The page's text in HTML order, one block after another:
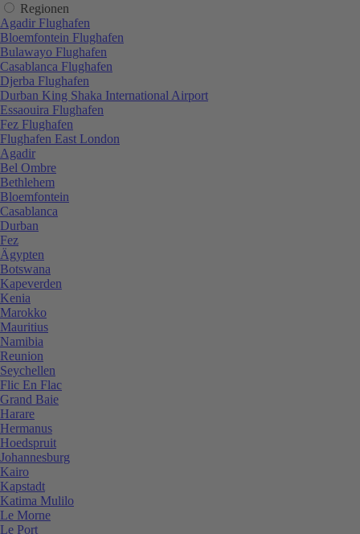
Regionen
Agadir Flughafen
Bloemfontein Flughafen
Bulawayo Flughafen
Casablanca Flughafen
Djerba Flughafen
Durban King Shaka International Airport
Essaouira Flughafen
Fez Flughafen
Flughafen East London
Agadir
Bel Ombre
Bethlehem
Bloemfontein
Casablanca
Durban
Fez
Ägypten
Botswana
Kapeverden
Kenia
Marokko
Mauritius
Namibia
Reunion
Seychellen
Flic En Flac
Grand Baie
Harare
Hermanus
Hoedspruit
Johannesburg
Kairo
Kapstadt
Katima Mulilo
Le Morne
Le Port